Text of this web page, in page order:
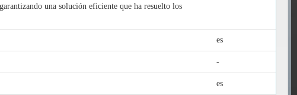
una solución eficiente que ha resuelto los
es
-
es